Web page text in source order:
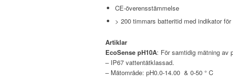
CE-överensstämmelse
> 200 timmars batteritid med indikator för
Artiklar
EcoSense pH10A: För samtidig mätning av
– IP67 vattentätklassad.
– Mätområde: pH0.0-14.00 & 0-50 ° C